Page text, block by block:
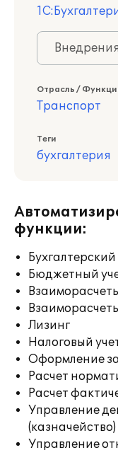
Отрасль /
Транспорт
Теги
бухгалтерия
функции:
Бухгалтерский
Бюджетный
Лизинг
Налоговый
Оформление
Расчет
Расчет
Управление
(казначейство)
Управление